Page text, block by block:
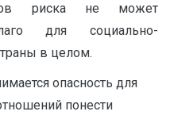
риска не может
для социально-
в целом.
опасность для
понести